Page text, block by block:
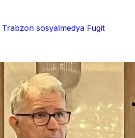
Trabzon sosyalmedya Fugit